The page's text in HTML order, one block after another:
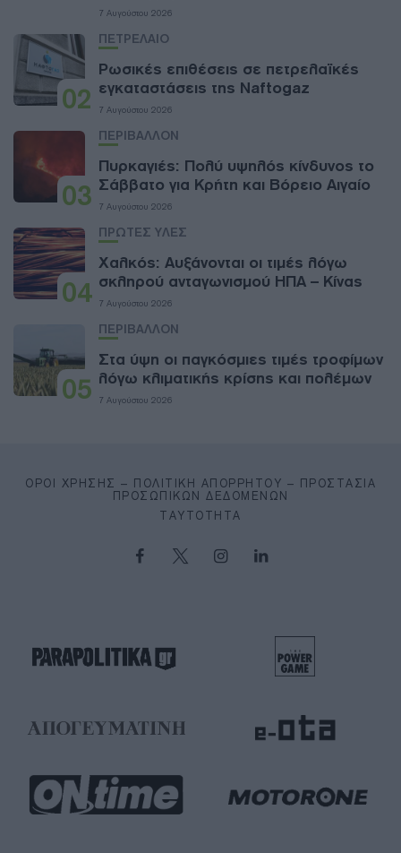
7 Αυγούστου 2026
02
ΠΕΤΡΕΛΑΙΟ
Ρωσικές επιθέσεις σε πετρελαϊκές
εγκαταστάσεις της Naftogaz
7 Αυγούστου 2026
03
ΠΕΡΙΒΑΛΛΟΝ
Πυρκαγιές: Πολύ υψηλός κίνδυνος το
Σάββατο για Κρήτη και Βόρειο Αιγαίο
7 Αυγούστου 2026
04
ΠΡΩΤΕΣ ΥΛΕΣ
Χαλκός: Αυξάνονται οι τιμές λόγω
σκληρού ανταγωνισμού ΗΠΑ – Κίνας
7 Αυγούστου 2026
05
ΠΕΡΙΒΑΛΛΟΝ
Στα ύψη οι παγκόσμιες τιμές τροφίμων
λόγω κλιματικής κρίσης και πολέμων
7 Αυγούστου 2026
ΌΡΟΙ ΧΡΉΣΗΣ – ΠΟΛΙΤΙΚΉ ΑΠΟΡΡΉΤΟΥ – ΠΡΟΣΤΑΣΊΑ
ΠΡΟΣΩΠΙΚΏΝ ΔΕΔΟΜΈΝΩΝ
ΤΑΥΤΌΤΗΤΑ